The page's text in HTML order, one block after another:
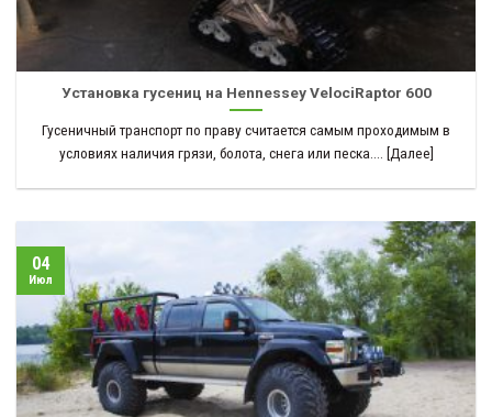
Установка гусениц на Hennessey VelociRaptor 600
Гусеничный транспорт по праву считается самым проходимым в
условиях наличия грязи, болота, снега или песка.... [Далее]
04
Июл